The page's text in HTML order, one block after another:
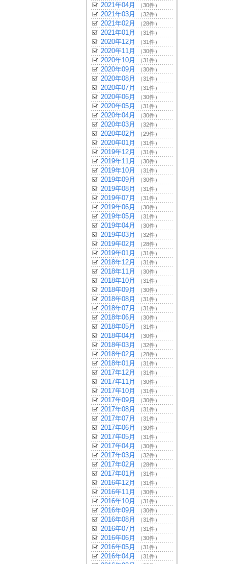
2021年04月 （30件）
2021年03月 （32件）
2021年02月 （28件）
2021年01月 （31件）
2020年12月 （31件）
2020年11月 （30件）
2020年10月 （31件）
2020年09月 （30件）
2020年08月 （31件）
2020年07月 （31件）
2020年06月 （30件）
2020年05月 （31件）
2020年04月 （30件）
2020年03月 （32件）
2020年02月 （29件）
2020年01月 （31件）
2019年12月 （31件）
2019年11月 （30件）
2019年10月 （31件）
2019年09月 （30件）
2019年08月 （31件）
2019年07月 （31件）
2019年06月 （30件）
2019年05月 （31件）
2019年04月 （30件）
2019年03月 （32件）
2019年02月 （28件）
2019年01月 （31件）
2018年12月 （31件）
2018年11月 （30件）
2018年10月 （31件）
2018年09月 （30件）
2018年08月 （31件）
2018年07月 （31件）
2018年06月 （30件）
2018年05月 （31件）
2018年04月 （30件）
2018年03月 （32件）
2018年02月 （28件）
2018年01月 （31件）
2017年12月 （31件）
2017年11月 （30件）
2017年10月 （31件）
2017年09月 （30件）
2017年08月 （31件）
2017年07月 （31件）
2017年06月 （30件）
2017年05月 （31件）
2017年04月 （30件）
2017年03月 （32件）
2017年02月 （28件）
2017年01月 （31件）
2016年12月 （31件）
2016年11月 （30件）
2016年10月 （31件）
2016年09月 （30件）
2016年08月 （31件）
2016年07月 （31件）
2016年06月 （30件）
2016年05月 （31件）
2016年04月 （31件）